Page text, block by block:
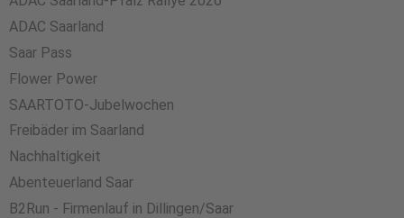
ADAC Saarland
Saar Pass
Flower Power
SAARTOTO-Jubelwochen
Freibäder im Saarland
Nachhaltigkeit
Abenteuerland Saar
B2Run - Firmenlauf in Dillingen/Saar